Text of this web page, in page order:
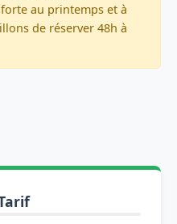
au printemps et à
de réserver 48h à